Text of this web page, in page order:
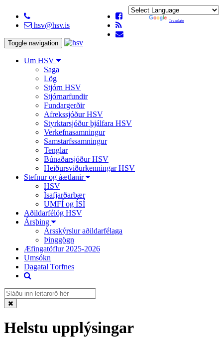
hsv@hsv.is
Translate
Toggle navigation
Um HSV
Saga
Lög
Stjórn HSV
Stjórnarfundir
Fundargerðir
Afrekssjóður HSV
Styrktarsjóður þjálfara HSV
Verkefnasamningur
Samstarfssamningur
Tenglar
Búnaðarsjóður HSV
Heiðursviðurkenningar HSV
Stefnur og áætlanir
HSV
Ísafjarðarbær
UMFÍ og ÍSÍ
Aðildarfélög HSV
Ársþing
Ársskýrslur aðildarfélaga
Þinggögn
Æfingatöflur 2025-2026
Umsókn
Dagatal Torfnes
Helstu upplýsingar